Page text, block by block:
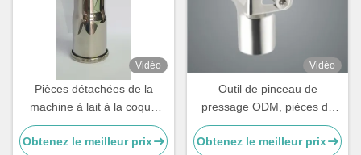
Vidéo
Pièces détachées de la
machine à lait à la coque
200g sur mesure pour les
tasses de thé.
Obtenez le meilleur prix
Vidéo
Outil de pinceau de
pressage ODM, pièces de
machine de traite en acier
inoxydable pour vaches
Obtenez le meilleur prix